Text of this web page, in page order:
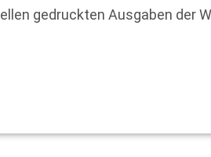
gedruckten Ausgaben der